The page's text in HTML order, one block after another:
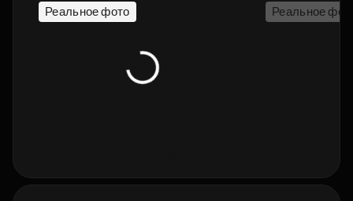
Реальное фото Реальное